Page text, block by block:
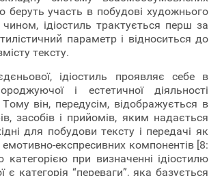
беруть участь в побудові художнього
ідіостиль трактується перш за
параметр і відноситься до
тексту.
ідіостиль проявляє себе в
і естетичної діяльності
Тому він, передусім, відображується в
засобів і прийомів, яким надається
для побудови тексту і передачі як
експресивних компонентів [8:
при визначенні ідіостилю
категорія “переваги”, яка базується